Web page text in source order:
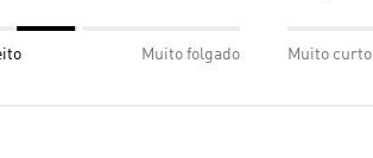
Muito folgado Muito curto